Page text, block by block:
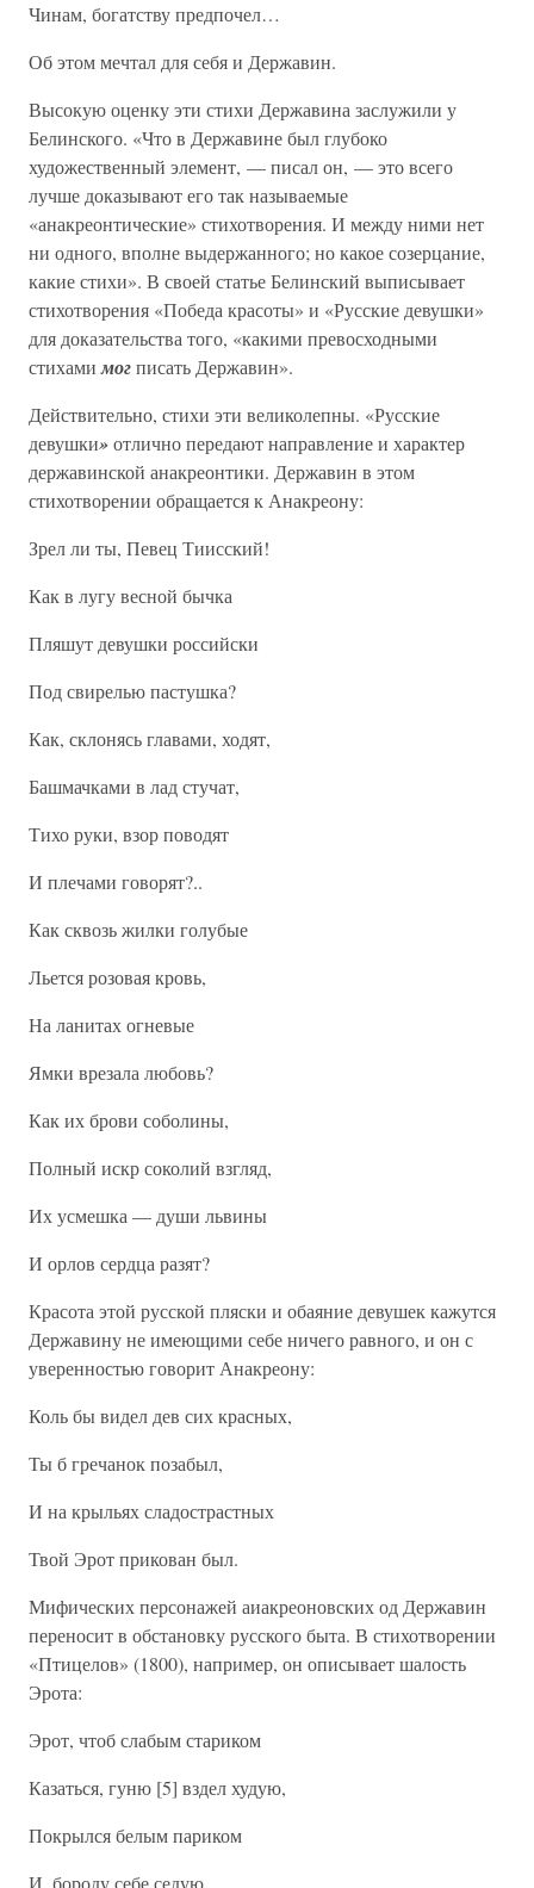
Чинам, богатству предпочел…
Об этом мечтал для себя и Державин.
Высокую оценку эти стихи Державина заслужили у
Белинского. «Что в Державине был глубоко
художественный элемент, — писал он, — это всего
лучше доказывают его так называемые
«анакреонтические» стихотворения. И между ними нет
ни одного, вполне выдержанного; но какое созерцание,
какие стихи». В своей статье Белинский выписывает
стихотворения «Победа красоты» и «Русские девушки»
для доказательства того, «какими превосходными
стихамимогписать Державин».
Действительно, стихи эти великолепны. «Русские
девушки»отлично передают направление и характер
державинской анакреонтики. Державин в этом
стихотворении обращается к Анакреону:
Зрел ли ты, Певец Тиисский!
Как в лугу весной бычка
Пляшут девушки российски
Под свирелью пастушка?
Как, склонясь главами, ходят,
Башмачками в лад стучат,
Тихо руки, взор поводят
И плечами говорят?..
Как сквозь жилки голубые
Льется розовая кровь,
На ланитах огневые
Ямки врезала любовь?
Как их брови соболины,
Полный искр соколий взгляд,
Их усмешка — души львины
И орлов сердца разят?
Красота этой русской пляски и обаяние девушек кажутся
Державину не имеющими себе ничего равного, и он с
уверенностью говорит Анакреону:
Коль бы видел дев сих красных,
Ты б гречанок позабыл,
И на крыльях сладострастных
Твой Эрот прикован был.
Мифических персонажей аиакреоновских од Державин
переносит в обстановку русского быта. В стихотворении
«Птицелов» (1800), например, он описывает шалость
Эрота:
Эрот, чтоб слабым стариком
Казаться, гуню [5] вздел худую,
Покрылся белым париком
И, бороду себе седую